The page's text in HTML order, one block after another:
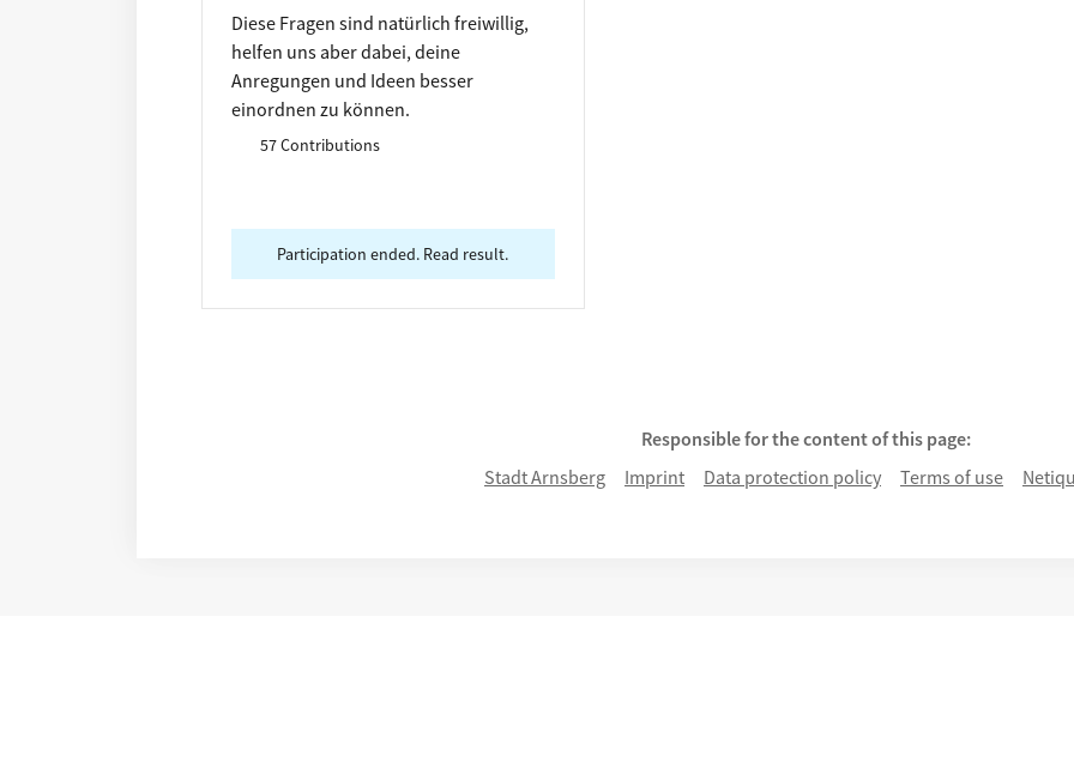
Diese Fragen sind natürlich freiwillig,
helfen uns aber dabei, deine
Anregungen und Ideen besser
einordnen zu können.
57 Contributions
Participation ended. Read result.
Responsible for the content of this page:
Stadt Arnsberg
Imprint Data protection policy Terms of use